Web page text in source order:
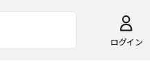
ログイン